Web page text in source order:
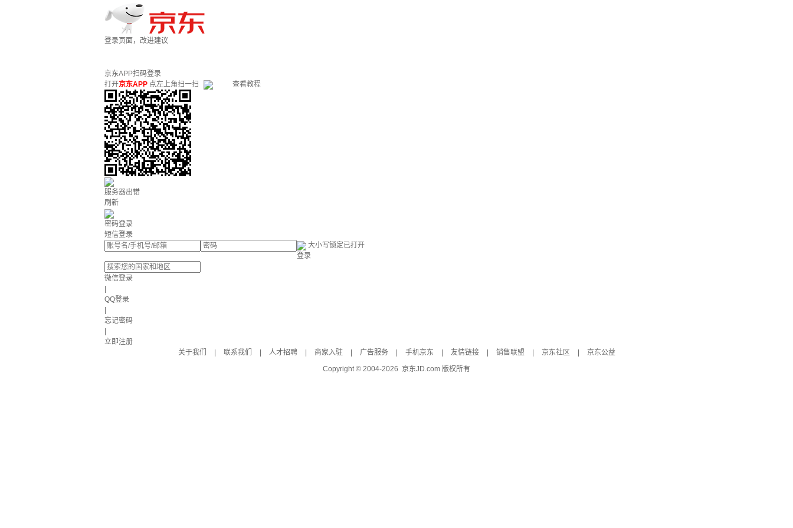
登录页面，改进建议
京东APP扫码登录
打开京东APP 点左上角扫一扫 查看教程
服务器出错
刷新
密码登录
短信登录
大小写锁定已打开
登录
微信登录
QQ登录
忘记密码
立即注册
关于我们
联系我们 人才招聘 商家入驻 广告服务 手机京东 友情链接 销售联盟 京东社区
京东公益
Copyright © 2004-2026 京东JD.com 版权所有